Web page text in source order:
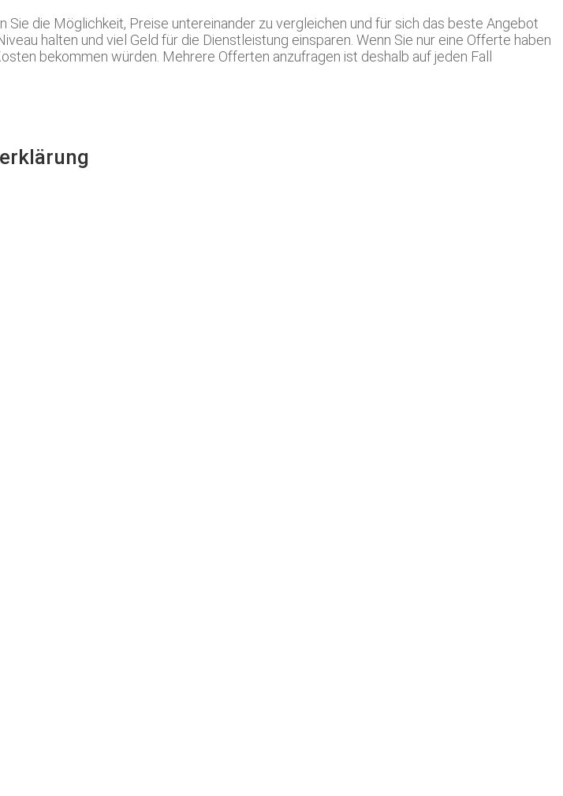
die Möglichkeit, Preise untereinander zu vergleichen und für sich das beste Angebot
halten und viel Geld für die Dienstleistung einsparen. Wenn Sie nur eine Offerte haben
bekommen würden. Mehrere Offerten anzufragen ist deshalb auf jeden Fall